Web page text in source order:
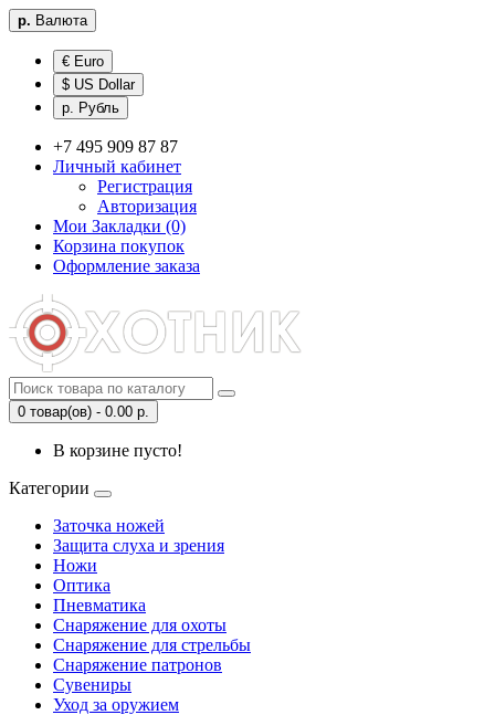
р. Валюта
€ Euro
$ US Dollar
р. Рубль
+7 495 909 87 87
Личный кабинет
Регистрация
Авторизация
Мои Закладки (0)
Корзина покупок
Оформление заказа
0 товар(ов) - 0.00 р.
В корзине пусто!
Категории
Заточка ножей
Защита слуха и зрения
Ножи
Оптика
Пневматика
Снаряжение для охоты
Снаряжение для стрельбы
Снаряжение патронов
Сувениры
Уход за оружием